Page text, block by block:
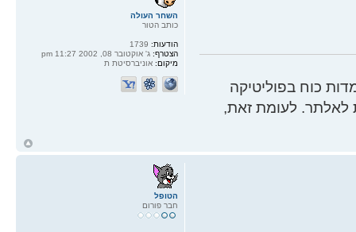
כוח בפוליטיקה
לאלתר. לעומת זאת,
השחר העולה
כותב הטור
הודעות:1739
הצטרף:ג' אוקטובר 08, 2002 11:27 pm
מיקום:אוניברסיטת ת
הטופל
חבר פורום